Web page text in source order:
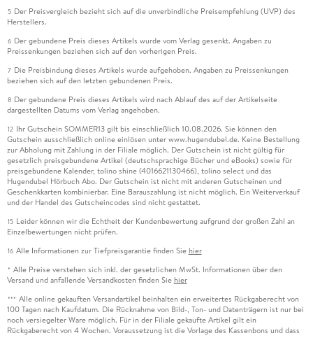
5 Der Preisvergleich bezieht sich auf die unverbindliche Preisempfehlung (UVP) des
Herstellers.
6 Der gebundene Preis dieses Artikels wurde vom Verlag gesenkt. Angaben zu
Preissenkungen beziehen sich auf den vorherigen Preis.
7 Die Preisbindung dieses Artikels wurde aufgehoben. Angaben zu Preissenkungen
beziehen sich auf den letzten gebundenen Preis.
8 Der gebundene Preis dieses Artikels wird nach Ablauf des auf der Artikelseite
dargestellten Datums vom Verlag angehoben.
12 Ihr Gutschein SOMMER13 gilt bis einschließlich 10.08.2026. Sie können den
Gutschein ausschließlich online einlösen unter www.hugendubel.de. Keine Bestellung
zur Abholung mit Zahlung in der Filiale möglich. Der Gutschein ist nicht gültig für
gesetzlich preisgebundene Artikel (deutschsprachige Bücher und eBooks) sowie für
preisgebundene Kalender, tolino shine (4016621130466), tolino select und das
Hugendubel Hörbuch Abo. Der Gutschein ist nicht mit anderen Gutscheinen und
Geschenkkarten kombinierbar. Eine Barauszahlung ist nicht möglich. Ein Weiterverkauf
und der Handel des Gutscheincodes sind nicht gestattet.
15 Leider können wir die Echtheit der Kundenbewertung aufgrund der großen Zahl an
Einzelbewertungen nicht prüfen.
16 Alle Informationen zur Tiefpreisgarantie finden Sie hier
* Alle Preise verstehen sich inkl. der gesetzlichen MwSt. Informationen über den
Versand und anfallende Versandkosten finden Sie hier
*** Alle online gekauften Versandartikel beinhalten ein erweitertes Rückgaberecht von
100 Tagen nach Kaufdatum. Die Rücknahme von Bild-, Ton- und Datenträgern ist nur bei
noch versiegelter Ware möglich. Für in der Filiale gekaufte Artikel gilt ein
Rückgaberecht von 4 Wochen. Voraussetzung ist die Vorlage des Kassenbons und dass